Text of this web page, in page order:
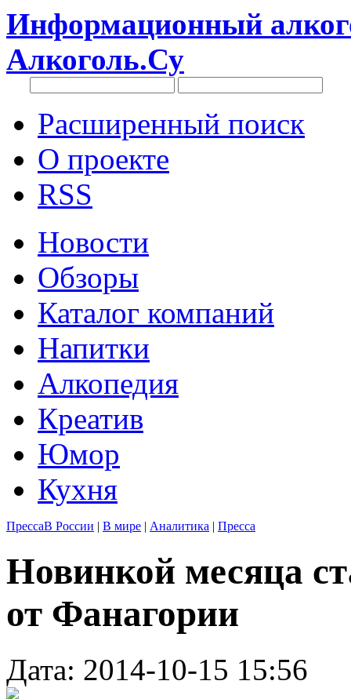
Информационный
Алкоголь.Су
Расширенный поиск
О проекте
RSS
Новости
Обзоры
Каталог компаний
Напитки
Алкопедия
Креатив
Юмор
Кухня
ПрессаВ России | В мире | Аналитика | Пресса
Новинкой месяца
от Фанагории
Дата: 2014-10-15 15:56